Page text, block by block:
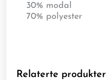
30% modal
70% polyester
Relaterte produkter